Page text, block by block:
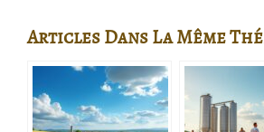
Articles Dans La Même